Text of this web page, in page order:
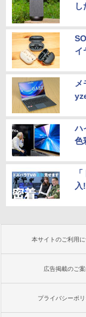
し
イ
ハ
色
本サイトのご利用
広告掲載のご案
プライバシーポ